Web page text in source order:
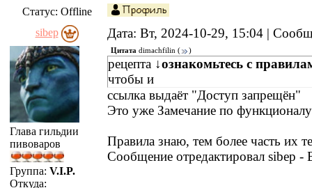
Статус: Offline
sibep
Дата: Вт, 2024-10-29, 15:04 |
Глава гильдии
пивоваров
Группа: V.I.P.
Откуда:
Цитата dimachfilin ( )
рецепта ↓ознакомьтесь с
чтобы и
ссылка выдаёт "Доступ запрещён"
Это уже Замечание по функционалу
Правила знаю, тем более часть их
Сообщение отредактировал sibep -